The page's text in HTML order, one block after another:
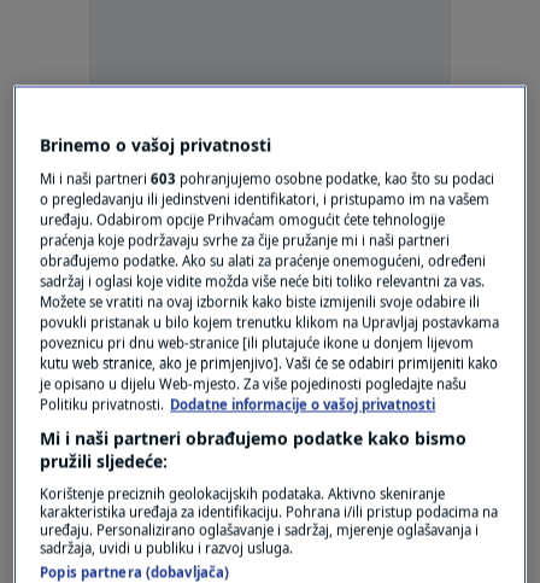
Oglas
Brinemo o vašoj privatnosti
Mi i naši partneri603 pohranjujemo osobne podatke, kao što su podaci
o pregledavanju ili jedinstveni identifikatori, i pristupamo im na vašem
uređaju. Odabirom opcije Prihvaćam omogućit ćete tehnologije
praćenja koje podržavaju svrhe za čije pružanje mi i naši partneri
obrađujemo podatke. Ako su alati za praćenje onemogućeni, određeni
sadržaj i oglasi koje vidite možda više neće biti toliko relevantni za vas.
Možete se vratiti na ovaj izbornik kako biste izmijenili svoje odabire ili
povukli pristanak u bilo kojem trenutku klikom na Upravljaj postavkama
poveznicu pri dnu web-stranice [ili plutajuće ikone u donjem lijevom
kutu web stranice, ako je primjenjivo]. Vaši će se odabiri primijeniti kako
je opisano u dijelu Web-mjesto. Za više pojedinosti pogledajte našu
Politiku privatnosti. Dodatne informacije o vašoj privatnosti
Mi i naši partneri obrađujemo podatke kako bismo
pružili sljedeće:
Korištenje preciznih geolokacijskih podataka. Aktivno skeniranje
karakteristika uređaja za identifikaciju. Pohrana i/ili pristup podacima na
uređaju. Personalizirano oglašavanje i sadržaj, mjerenje oglašavanja i
sadržaja, uvidi u publiku i razvoj usluga.
Popis partnera (dobavljača)